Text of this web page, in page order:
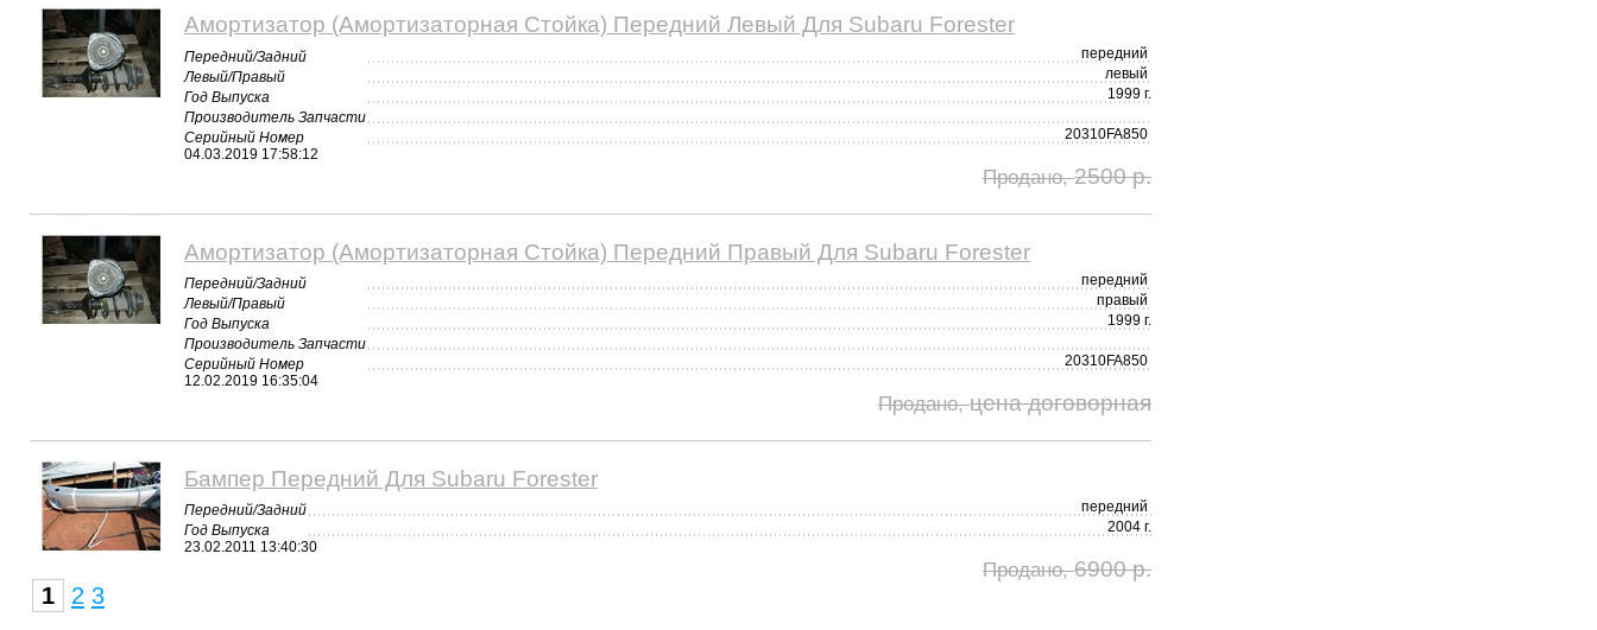
Амортизатор (Амортизаторная Стойка) Передний Левый Для Subaru Forester
Передний/Задний
передний
Левый/Правый
левый
Год Выпуска
1999 г.
Производитель Запчасти
Серийный Номер
20310FA850
04.03.2019 17:58:12
Продано,2500 р.
Амортизатор (Амортизаторная Стойка) Передний Правый Для Subaru Forester
Передний/Задний
передний
Левый/Правый
правый
Год Выпуска
1999 г.
Производитель Запчасти
Серийный Номер
20310FA850
12.02.2019 16:35:04
Продано,цена договорная
Бампер Передний Для Subaru Forester
Передний/Задний
передний
Год Выпуска
2004 г.
23.02.2011 13:40:30
Продано,6900 р.
1
2 3